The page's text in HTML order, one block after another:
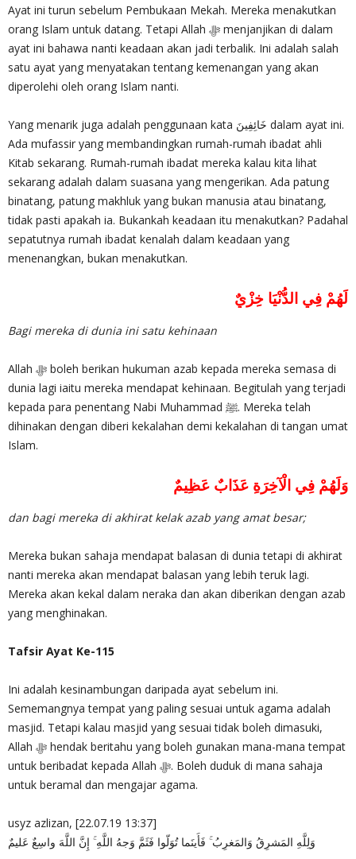
Ayat ini turun sebelum Pembukaan Mekah. Mereka menakutkan
orang Islam untuk datang. Tetapi Allah ‎ﷻ menjanjikan di dalam
ayat ini bahawa nanti keadaan akan jadi terbalik. Ini adalah salah
satu ayat yang menyatakan tentang kemenangan yang akan
diperolehi oleh orang Islam nanti.
Yang menarik juga adalah penggunaan kata خَائِفِينَ dalam ayat ini.
Ada mufassir yang membandingkan rumah-rumah ibadat ahli
Kitab sekarang. Rumah-rumah ibadat mereka kalau kita lihat
sekarang adalah dalam suasana yang mengerikan. Ada patung
binatang, patung makhluk yang bukan manusia atau binatang,
tidak pasti apakah ia. Bukankah keadaan itu menakutkan? Padahal
sepatutnya rumah ibadat kenalah dalam keadaan yang
menenangkan, bukan menakutkan.
لَهُمْ فِي الدُّنْيَا خِزْيٌ
Bagi mereka di dunia ini satu kehinaan
Allah ‎ﷻ boleh berikan hukuman azab kepada mereka semasa di
dunia lagi iaitu mereka mendapat kehinaan. Begitulah yang terjadi
kepada para penentang Nabi Muhammad ﷺ. Mereka telah
dihinakan dengan diberi kekalahan demi kekalahan di tangan umat
Islam.
وَلَهُمْ فِي الْآخِرَةِ عَذَابٌ عَظِيمٌ
dan bagi mereka di akhirat kelak azab yang amat besar;
Mereka bukan sahaja mendapat balasan di dunia tetapi di akhirat
nanti mereka akan mendapat balasan yang lebih teruk lagi.
Mereka akan kekal dalam neraka dan akan diberikan dengan azab
yang menghinakan.
Tafsir Ayat Ke-115
Ini adalah kesinambungan daripada ayat sebelum ini.
Sememangnya tempat yang paling sesuai untuk agama adalah
masjid. Tetapi kalau masjid yang sesuai tidak boleh dimasuki,
Allah ‎ﷻ hendak beritahu yang boleh gunakan mana-mana tempat
untuk beribadat kepada Allah ‎ﷻ. Boleh duduk di mana sahaja
untuk beramal dan mengajar agama.
usyz azlizan, [22.07.19 13:37]
وَلِلَّهِ المَشرِقُ وَالمَغرِبُ ۚ فَأَينَما تُوَلّوا فَثَمَّ وَجهُ اللَّهِ ۚ إِنَّ اللَّهَ واسِعٌ عَليمٌ